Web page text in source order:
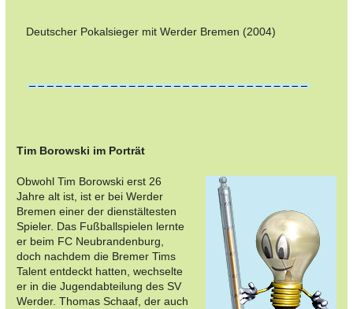
Deutscher Pokalsieger mit Werder Bremen (2004)
Tim Borowski im Porträt
Obwohl Tim Borowski erst 26
Jahre alt ist, ist er bei Werder
Bremen einer der dienstältesten
Spieler. Das Fußballspielen lernte
er beim FC Neubrandenburg,
doch nachdem die Bremer Tims
Talent entdeckt hatten, wechselte
er in die Jugendabteilung des SV
Werder. Thomas Schaaf, der auch